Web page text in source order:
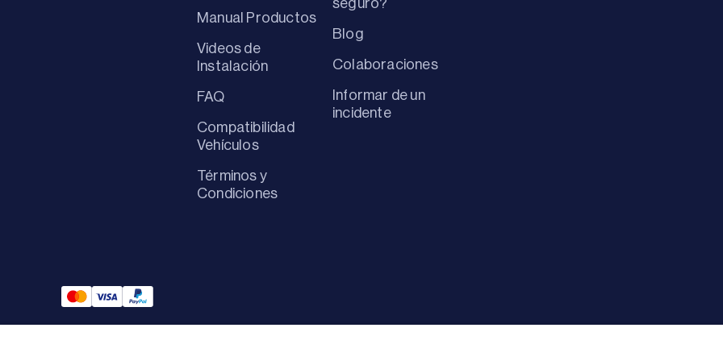
Manual Productos
Videos de
Instalación
FAQ
Compatibilidad
Vehículos
Términos y
Condiciones
Blog
Colaboraciones
Informar de un
incidente
Mastercard Payment
Visa Payment
Paypal Payment